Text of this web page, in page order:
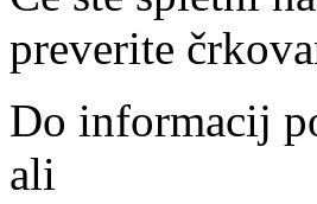
preverite
Do informacij
ali